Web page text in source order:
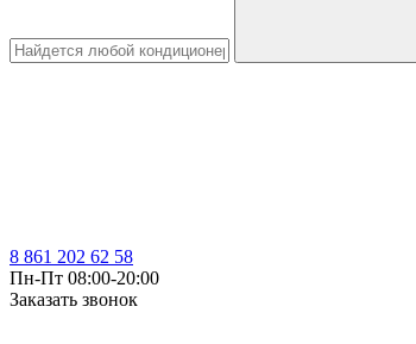
8 861 202 62 58
Пн-Пт 08:00-20:00
Заказать звонок